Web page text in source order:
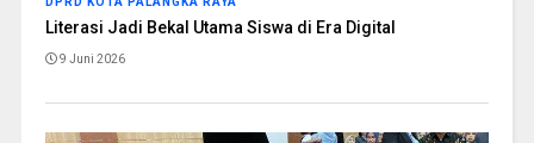
Literasi Jadi Bekal Utama Siswa di Era Digital
9 Juni 2026